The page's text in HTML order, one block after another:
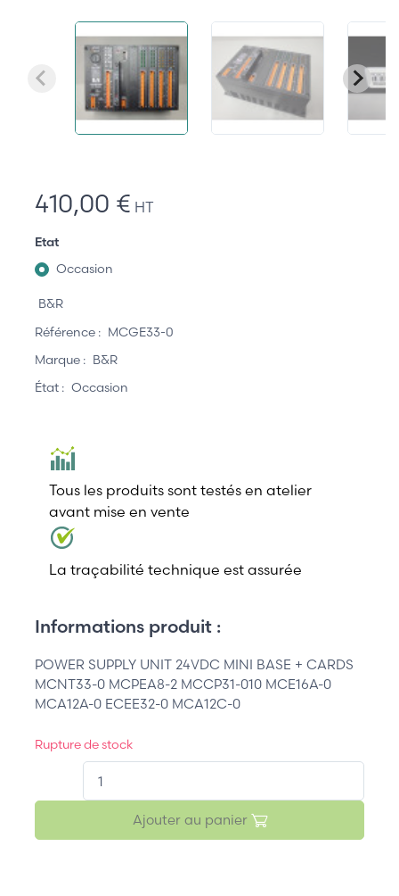
410,00 € HT
Etat
Occasion
B&R
Référence : MCGE33-0
Marque : B&R
État : Occasion
Tous les produits sont testés en atelier
avant mise en vente
La traçabilité technique est assurée
Informations produit :
POWER SUPPLY UNIT 24VDC MINI BASE + CARDS
MCNT33-0 MCPEA8-2 MCCP31-010 MCE16A-0
MCA12A-0 ECEE32-0 MCA12C-0
Rupture de stock
Ajouter au panier